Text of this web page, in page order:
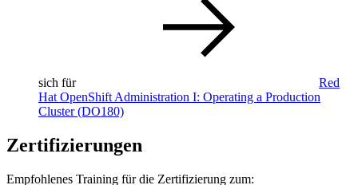
sich für
Red
Hat OpenShift Administration I: Operating a Production
Cluster(DO180)
Zertifizierungen
Empfohlenes Training für die Zertifizierung zum: